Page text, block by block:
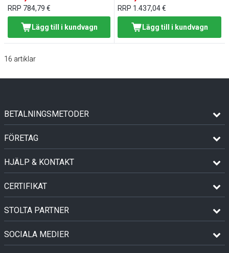
RRP 784,79 €
Lägg till i kundvagn
RRP 1.437,04 €
Lägg till i kundvagn
16 artiklar
BETALNINGSMETODER
FÖRETAG
HJÄLP & KONTAKT
CERTIFIKAT
STOLTA PARTNER
SOCIALA MEDIER